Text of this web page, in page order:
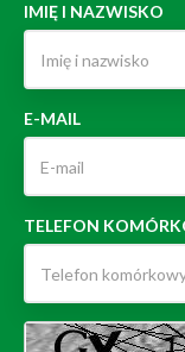
IMIĘ I NAZWISKO
E-MAIL
TELEFON